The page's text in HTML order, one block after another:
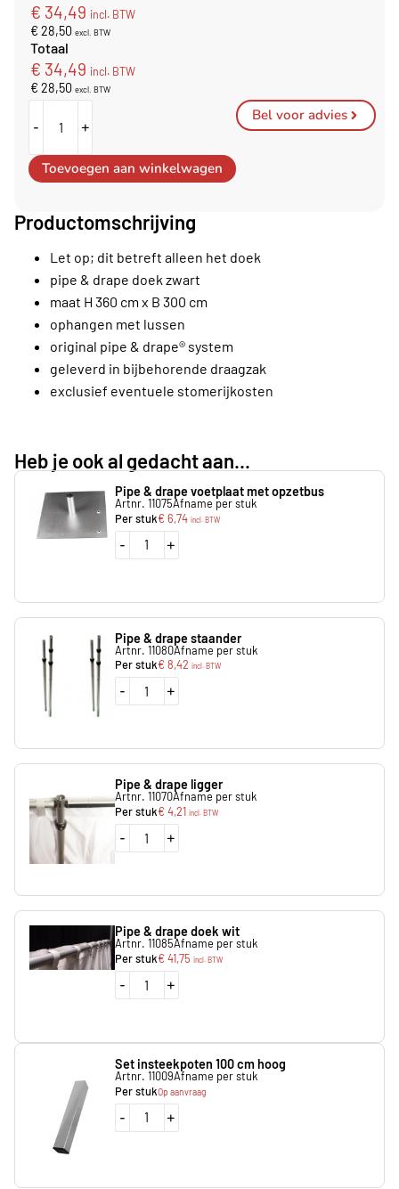
€ 34,49 incl. BTW
€ 28,50 excl. BTW
Totaal
€ 34,49 incl. BTW
€ 28,50 excl. BTW
- +
Toevoegen aan winkelwagen
Bel voor advies
Productomschrijving
Let op; dit betreft alleen het doek
pipe & drape doek zwart
maat H 360 cm x B 300 cm
ophangen met lussen
original pipe & drape® system
geleverd in bijbehorende draagzak
exclusief eventuele stomerijkosten
Heb je ook al gedacht aan...
Pipe & drape voetplaat met opzetbus
Artnr. 11075Afname per stuk
Per stuk€6,74 incl. BTW
- +
Pipe & drape staander
Artnr. 11080Afname per stuk
Per stuk€8,42 incl. BTW
- +
Pipe & drape ligger
Artnr. 11070Afname per stuk
Per stuk€4,21 incl. BTW
- +
Pipe & drape doek wit
Artnr. 11085Afname per stuk
Per stuk€41,75 incl. BTW
- +
Set insteekpoten 100 cm hoog
Artnr. 11009Afname per stuk
Per stukOp aanvraag
- +